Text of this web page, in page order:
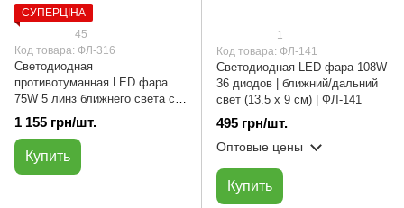
СУПЕРЦІНА
45
Код товара: ФЛ-316
Светодиодная
противотуманная LED фара
75W 5 линз ближнего света с
ДХО | ФЛ-316 | прямоугольная
1 155 грн/шт.
Купить
1
Код товара: ФЛ-141
Светодиодная LED фара 108W
36 диодов | ближний/дальний
свет (13.5 х 9 см) | ФЛ-141
495 грн/шт.
Оптовые цены
Купить